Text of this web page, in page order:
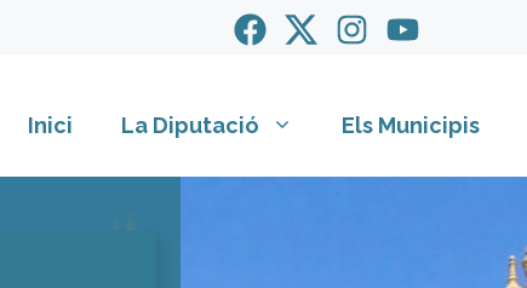
Inici La Diputació Els Municipis